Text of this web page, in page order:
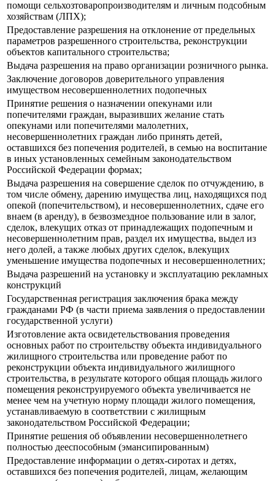
помощи сельхозтоваропроизводителям и личным подсобным
хозяйствам (ЛПХ);
Предоставление разрешения на отклонение от предельных
параметров разрешенного строительства, реконструкции
объектов капитального строительства;
Выдача разрешения на право организации розничного рынка.
Заключение договоров доверительного управления
имуществом несовершеннолетних подопечных
Принятие решения о назначении опекунами или
попечителями граждан, выразивших желание стать
опекунами или попечителями малолетних,
несовершеннолетних граждан либо принять детей,
оставшихся без попечения родителей, в семью на воспитание
в иных установленных семейным законодательством
Российской Федерации формах;
Выдача разрешения на совершение сделок по отчуждению, в
том числе обмену, дарению имущества лиц, находящихся под
опекой (попечительством), и несовершеннолетних, сдаче его
внаем (в аренду), в безвозмездное пользование или в залог,
сделок, влекущих отказ от принадлежащих подопечным и
несовершеннолетним прав, раздел их имущества, выдел из
него долей, а также любых других сделок, влекущих
уменьшение имущества подопечных и несовершеннолетних;
Выдача разрешений на установку и эксплуатацию рекламных
конструкций
Государственная регистрация заключения брака между
гражданами РФ (в части приема заявления о предоставлении
государственной услуги)
Изготовление акта освидетельствования проведения
основных работ по строительству объекта индивидуального
жилищного строительства или проведение работ по
реконструкции объекта индивидуального жилищного
строительства, в результате которого общая площадь жилого
помещения реконструируемого объекта увеличивается не
менее чем на учетную норму площади жилого помещения,
устанавливаемую в соответствии с жилищным
законодательством Российской Федерации;
Принятие решения об объявлении несовершеннолетнего
полностью дееспособным (эмансипированным)
Предоставление информации о детях-сиротах и детях,
оставшихся без попечения родителей, лицам, желающим